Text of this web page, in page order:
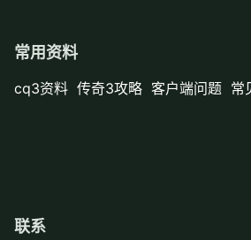
常用资料
cq3资料 传奇3攻略 客户端问题 常
联系